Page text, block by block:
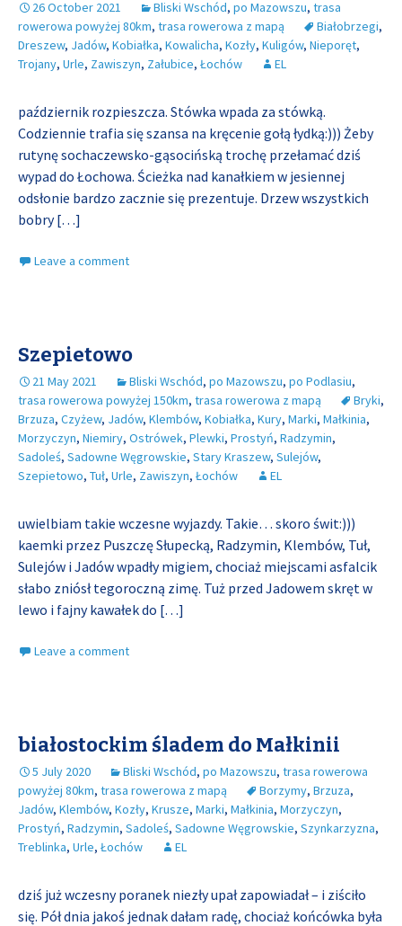
26 October 2021 Bliski Wschód, po Mazowszu, trasa
rowerowa powyżej 80km, trasa rowerowa z mapą Białobrzegi,
Dreszew, Jadów, Kobiałka, Kowalicha, Kozły, Kuligów, Nieporęt,
Trojany, Urle, Zawiszyn, Załubice, Łochów EL
październik rozpieszcza. Stówka wpada za stówką.
Codziennie trafia się szansa na kręcenie gołą łydką:))) Żeby
rutynę sochaczewsko-gąsocińską trochę przełamać dziś
wypad do Łochowa. Ścieżka nad kanałkiem w jesiennej
odsłonie bardzo zacznie się prezentuje. Drzew wszystkich
bobry[…]
Leave a comment
Szepietowo
21 May 2021 Bliski Wschód, po Mazowszu, po Podlasiu,
trasa rowerowa powyżej 150km, trasa rowerowa z mapą Bryki,
Brzuza, Czyżew, Jadów, Klembów, Kobiałka, Kury, Marki, Małkinia,
Morzyczyn, Niemiry, Ostrówek, Plewki, Prostyń, Radzymin,
Sadoleś, Sadowne Węgrowskie, Stary Kraszew, Sulejów,
Szepietowo, Tuł, Urle, Zawiszyn, Łochów EL
uwielbiam takie wczesne wyjazdy. Takie… skoro świt:)))
kaemki przez Puszczę Słupecką, Radzymin, Klembów, Tuł,
Sulejów i Jadów wpadły migiem, chociaż miejscami asfalcik
słabo zniósł tegoroczną zimę. Tuż przed Jadowem skręt w
lewo i fajny kawałek do […]
Leave a comment
białostockim śladem do Małkinii
5 July 2020 Bliski Wschód, po Mazowszu, trasa rowerowa
powyżej 80km, trasa rowerowa z mapą Borzymy, Brzuza,
Jadów, Klembów, Kozły, Krusze, Marki, Małkinia, Morzyczyn,
Prostyń, Radzymin, Sadoleś, Sadowne Węgrowskie, Szynkarzyzna,
Treblinka, Urle, Łochów EL
dziś już wczesny poranek niezły upał zapowiadał – i ziściło
się. Pół dnia jakoś jednak dałam radę, chociaż końcówka była